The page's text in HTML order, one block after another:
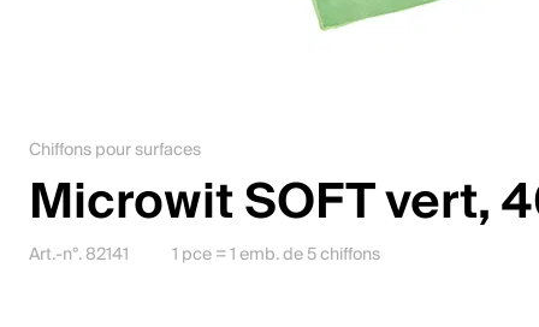
Webshop
Chiffons pour surfaces
Microwit SOFT vert,
Art.-n°. 82141 1 pce = 1 emb. de 5 chiffons